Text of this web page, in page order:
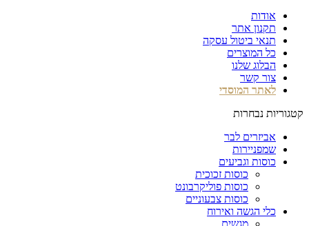
אודות
תקנון אתר
תנאי ביטול עסקה
כל המוצרים
הבלוג שלנו
צור קשר
לאתר המוסדי
קטגוריות נבחרות
אביזרים לבר
שמפניירות
כוסות וגביעים
כוסות זכוכית
כוסות פוליקרבונט
כוסות צבעוניים
כלי הגשה ואירוח
מגשים